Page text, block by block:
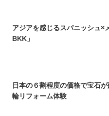
アジアを感じるスパニッシュ×
BKK」
日本の６割程度の価格で宝石
輪リフォーム体験